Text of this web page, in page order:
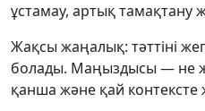
ұстамау, артық тамақтану
Жақсы жаңалық: тәттіні
болады. Маңыздысы — не
қанша және қай контексте